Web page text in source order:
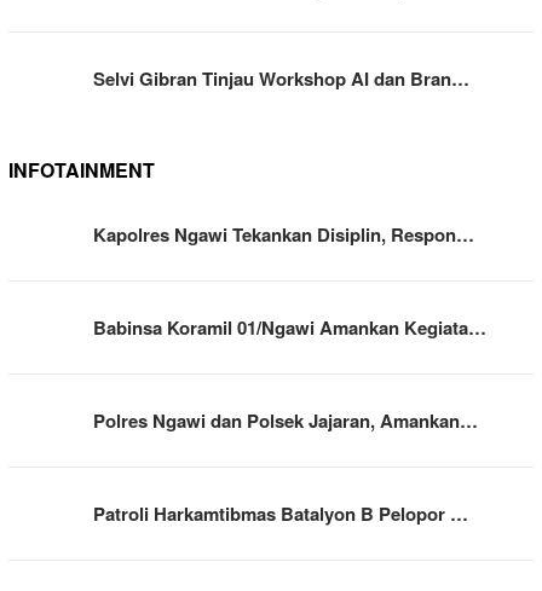
Selvi Gibran Tinjau Workshop AI dan Bran…
INFOTAINMENT
Kapolres Ngawi Tekankan Disiplin, Respon…
Babinsa Koramil 01/Ngawi Amankan Kegiata…
Polres Ngawi dan Polsek Jajaran, Amankan…
Patroli Harkamtibmas Batalyon B Pelopor …